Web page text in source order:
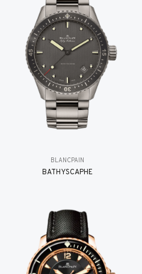
BLANCPAIN
BATHYSCAPHE